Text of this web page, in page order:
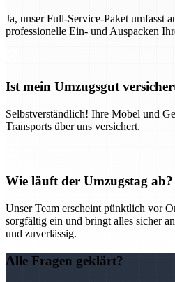
Ja, unser Full-Service-Paket umfasst
professionelle Ein- und Auspacken
Ist mein Umzugsgut
Selbstverständlich! Ihre Möbel und
Transports über uns versichert.
Wie läuft der Umzugstag ab?
Unser Team erscheint pünktlich vor
sorgfältig ein und bringt alles sicher
und zuverlässig.
Alle Fragen geklärt?